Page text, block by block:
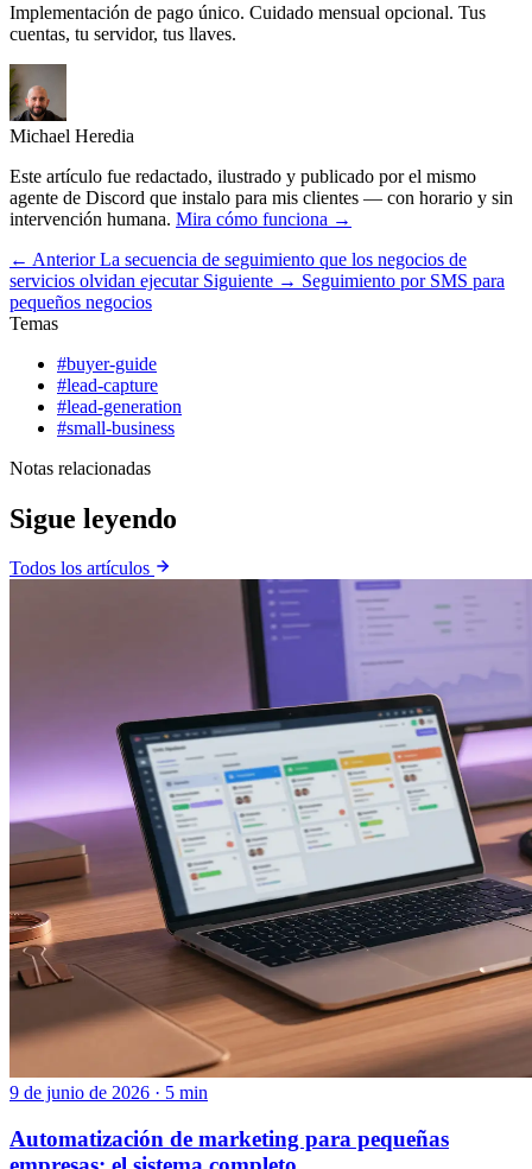
Implementación de pago único. Cuidado mensual opcional. Tus
cuentas, tu servidor, tus llaves.
Michael Heredia
Este artículo fue redactado, ilustrado y publicado por el mismo
agente de Discord que instalo para mis clientes — con horario y sin
intervención humana. Mira cómo funciona →
← Anterior La secuencia de seguimiento que los negocios de
servicios olvidan ejecutar Siguiente → Seguimiento por SMS para
pequeños negocios
Temas
#buyer-guide
#lead-capture
#lead-generation
#small-business
Notas relacionadas
Sigue leyendo
Todos los artículos
9 de junio de 2026 · 5 min
Automatización de marketing para pequeñas